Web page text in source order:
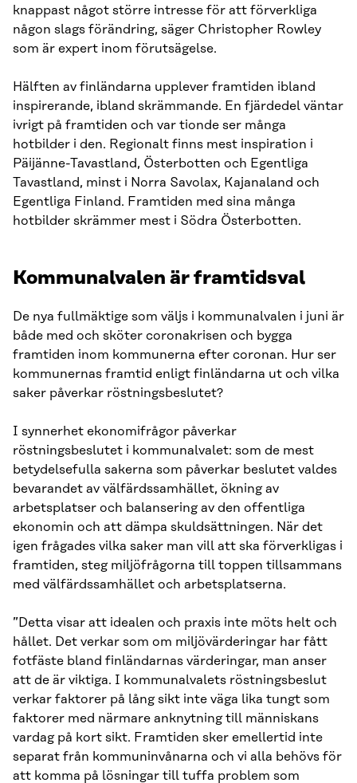
knappast något större intresse för att förverkliga
någon slags förändring, säger Christopher Rowley
som är expert inom förutsägelse.
Hälften av finländarna upplever framtiden ibland
inspirerande, ibland skrämmande. En fjärdedel väntar
ivrigt på framtiden och var tionde ser många
hotbilder i den. Regionalt finns mest inspiration i
Päijänne-Tavastland, Österbotten och Egentliga
Tavastland, minst i Norra Savolax, Kajanaland och
Egentliga Finland. Framtiden med sina många
hotbilder skrämmer mest i Södra Österbotten.
Kommunalvalen är framtidsval
De nya fullmäktige som väljs i kommunalvalen i juni är
både med och sköter coronakrisen och bygga
framtiden inom kommunerna efter coronan. Hur ser
kommunernas framtid enligt finländarna ut och vilka
saker påverkar röstningsbeslutet?
I synnerhet ekonomifrågor påverkar
röstningsbeslutet i kommunalvalet: som de mest
betydelsefulla sakerna som påverkar beslutet valdes
bevarandet av välfärdssamhället, ökning av
arbetsplatser och balansering av den offentliga
ekonomin och att dämpa skuldsättningen. När det
igen frågades vilka saker man vill att ska förverkligas i
framtiden, steg miljöfrågorna till toppen tillsammans
med välfärdssamhället och arbetsplatserna.
”Detta visar att idealen och praxis inte möts helt och
hållet. Det verkar som om miljövärderingar har fått
fotfäste bland finländarnas värderingar, man anser
att de är viktiga. I kommunalvalets röstningsbeslut
verkar faktorer på lång sikt inte väga lika tungt som
faktorer med närmare anknytning till människans
vardag på kort sikt. Framtiden sker emellertid inte
separat från kommuninvånarna och vi alla behövs för
att komma på lösningar till tuffa problem som